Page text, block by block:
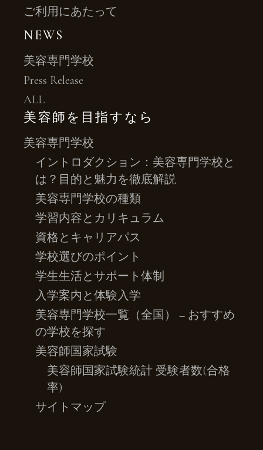
ご利用にあたって
NEWS
美容専門学校
Press Release
ALL
美容師を目指すなら
美容専門学校
イントロダクション：美容専門学校と
は？目的と魅力を徹底解説
美容専門学校の種類
学習内容とカリキュラム
資格とキャリアパス
学校選びのポイント
学生生活とサポート体制
入学案内と体験入学
美容専門学校一覧（全国） – おすすめ
の学校を探す
美容師国家試験
美容師国家試験統計 受験者数(合格
率)
サイトマップ